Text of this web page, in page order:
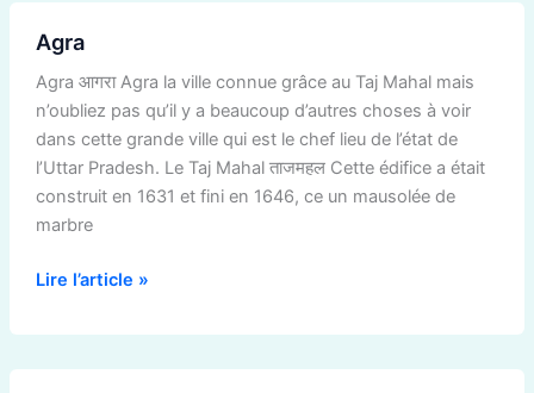
Agra
Agra आगरा Agra la ville connue grâce au Taj Mahal mais
n’oubliez pas qu’il y a beaucoup d’autres choses à voir
dans cette grande ville qui est le chef lieu de l’état de
l’Uttar Pradesh. Le Taj Mahal ताजमहल Cette édifice a était
construit en 1631 et fini en 1646, ce un mausolée de
marbre
Lire l’article »